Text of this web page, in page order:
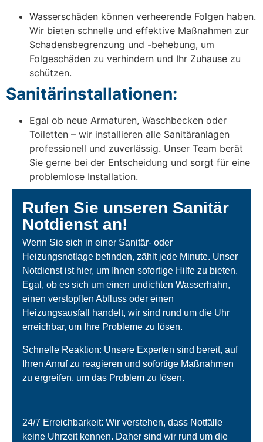
Wasserschäden können verheerende Folgen haben.
Wir bieten schnelle und effektive Maßnahmen zur
Schadensbegrenzung und -behebung, um
Folgeschäden zu verhindern und Ihr Zuhause zu
schützen.
Sanitärinstallationen:
Egal ob neue Armaturen, Waschbecken oder
Toiletten – wir installieren alle Sanitäranlagen
professionell und zuverlässig. Unser Team berät
Sie gerne bei der Entscheidung und sorgt für eine
problemlose Installation.
Rufen Sie unseren Sanitär
Notdienst an!
Wenn Sie sich in einer Sanitär- oder
Heizungsnotlage befinden, zählt jede Minute. Unser
Notdienst ist hier, um Ihnen sofortige Hilfe zu bieten.
Egal, ob es sich um einen undichten Wasserhahn,
einen verstopften Abfluss oder einen
Heizungsausfall handelt, wir sind rund um die Uhr
erreichbar, um Ihre Probleme zu lösen.
Schnelle Reaktion: Unsere Experten sind bereit, auf
Ihren Anruf zu reagieren und sofortige Maßnahmen
zu ergreifen, um das Problem zu lösen.
24/7 Erreichbarkeit: Wir verstehen, dass Notfälle
keine Uhrzeit kennen. Daher sind wir rund um die